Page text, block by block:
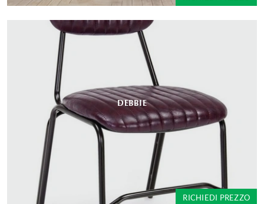
DEBBIE
RICHIEDI PREZZO